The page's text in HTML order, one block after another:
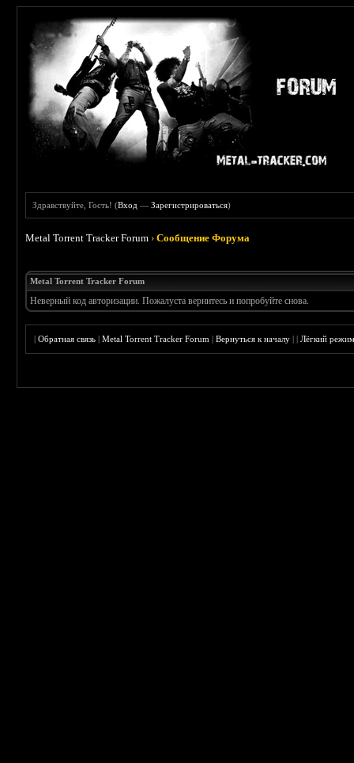
Здравствуйте, Гость! (Вход —Зарегистрироваться)
Metal Torrent Tracker Forum ›Сообщение Форума
Metal Torrent Tracker Forum
Неверный код авторизации. Пожалуста вернитесь и попробуйте снова.
|Обратная связь |Metal Torrent Tracker Forum |Вернуться к началу ||Лёгкий